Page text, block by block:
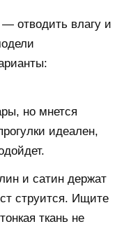
отводить влагу и
но мнется
идеален,
и сатин держат
струится. Ищите
ткань не